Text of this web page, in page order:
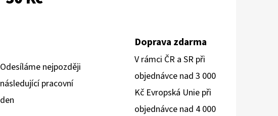
Odesíláme nejpozději
následující pracovní
den
Doprava zdarma
V rámci ČR a SR při
objednávce nad 3 000
Kč Evropská Unie při
objednávce nad 4 000